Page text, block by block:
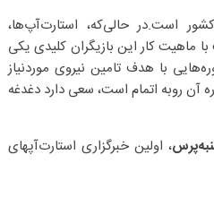
است.در حالی‌که، استارت‌آپ‌ها،
ماهیت کار این بازیگران کلیدی یکی
با هدف تامین نیروی موردنیاز
آن روبه اتمام است، سعی دارد دغدغه
، اولین خبرگزاری استارت‌آپهای